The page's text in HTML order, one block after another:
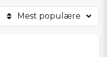
Mest populære